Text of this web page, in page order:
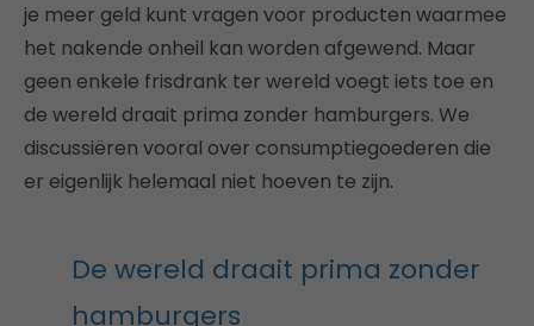
je meer geld kunt vragen voor producten waarmee
het nakende onheil kan worden afgewend. Maar
geen enkele frisdrank ter wereld voegt iets toe en
de wereld draait prima zonder hamburgers. We
discussiëren vooral over consumptiegoederen die
er eigenlijk helemaal niet hoeven te zijn.
De wereld draait prima zonder
hamburgers